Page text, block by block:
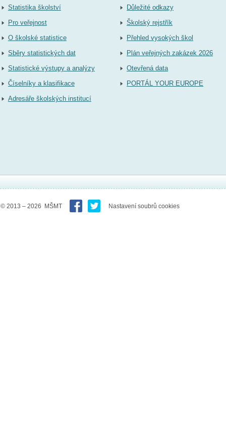
Statistika školství
Pro veřejnost
O školské statistice
Sběry statistických dat
Statistické výstupy a analýzy
Číselníky a klasifikace
Adresáře školských institucí
Důležité odkazy
Školský rejstřík
Přehled vysokých škol
Plán veřejných zakázek 2026
Otevřená data
PORTÁL YOUR EUROPE
© 2013 – 2026 MŠMT Nastavení soubrů cookies